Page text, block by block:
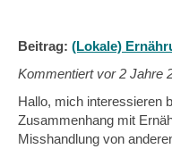
Beitrag: (Lokale)
Kommentiert vor2 Jahre
Hallo, mich interessieren
Zusammenhang mit
Misshandlung von